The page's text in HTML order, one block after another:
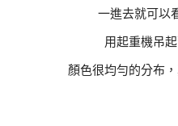
一進去就可以
用起重機吊
顏色很均勻的分布